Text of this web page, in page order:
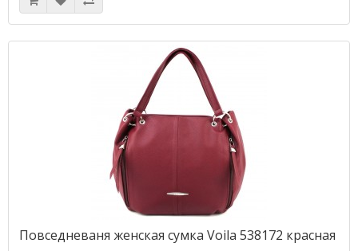
Повседневаня женская сумка Voila 538172 красная